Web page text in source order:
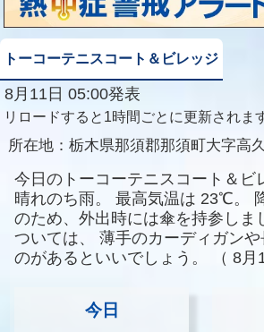
トーコーテニスコート＆ビレッジ
8月11日 05:00発表
リロードすると1時間ごとに更新されま
所在地： 栃木県那須郡那須町大字高
今日のトーコーテニスコート＆ビ
晴れのち雨。
最高気温は 23℃。
のため、外出時には傘を持参しま
ついては、
薄手のカーディガン
のがあるといいでしょう。
（ 8月
今日